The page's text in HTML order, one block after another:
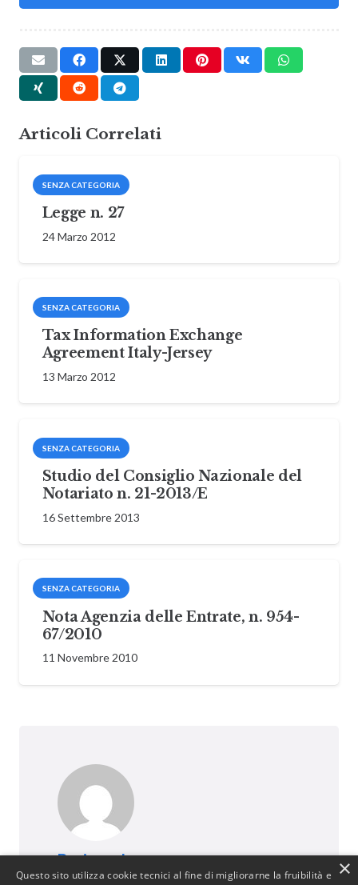
Articoli Correlati
SENZA CATEGORIA
Legge n. 27
24 Marzo 2012
SENZA CATEGORIA
Tax Information Exchange
Agreement Italy-Jersey
13 Marzo 2012
SENZA CATEGORIA
Studio del Consiglio Nazionale del
Notariato n. 21-2013/E
16 Settembre 2013
SENZA CATEGORIA
Nota Agenzia delle Entrate, n. 954-
67/2010
11 Novembre 2010
BusinessJus
487 post
×
Questo sito utilizza cookie tecnici al fine di migliorarne la fruibilità e